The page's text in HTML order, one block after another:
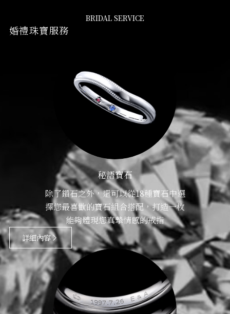
BRIDAL SERVICE
婚禮珠寶服務
秘語寶石
除了鑽石之外，還可以從18種寶石中選
擇您最喜歡的寶石組合搭配，打造一枚
能夠體現您真摯情感的戒指
詳細內容